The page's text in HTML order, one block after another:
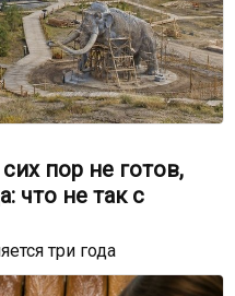
пор не готов,
что не так с
три года